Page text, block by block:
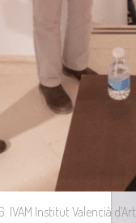
IVAM Institut Valencià